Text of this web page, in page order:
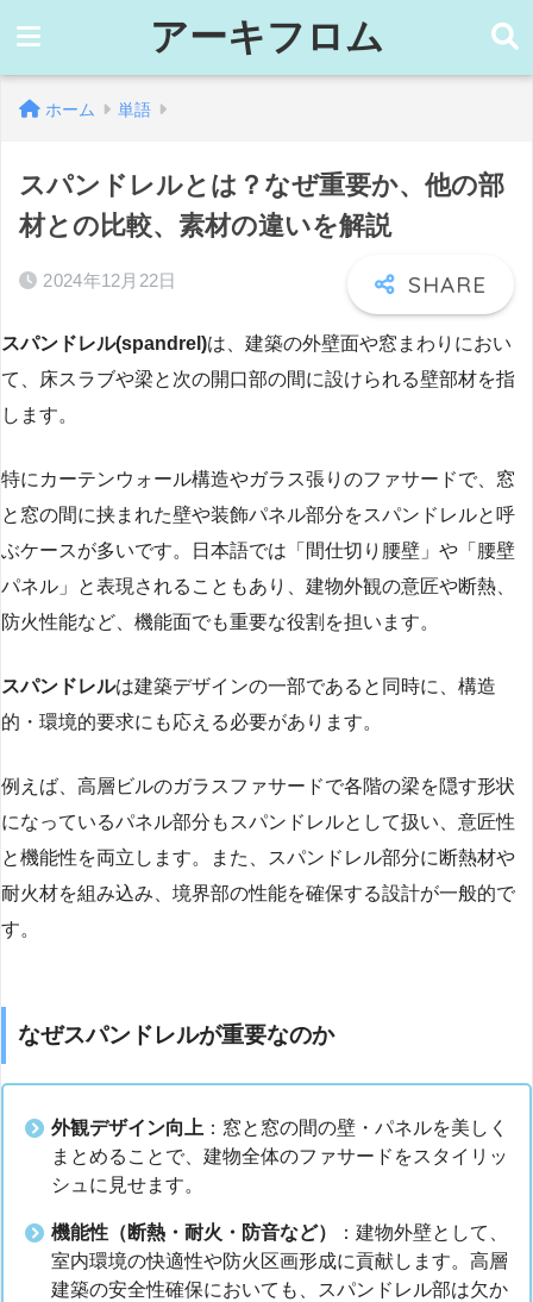
アーキフロム
ホーム 単語
スパンドレルとは？なぜ重要か、他の部
材との比較、素材の違いを解説
2024年12月22日
スパンドレル(spandrel)は、建築の外壁面や窓まわりにおい
て、床スラブや梁と次の開口部の間に設けられる壁部材を指
します。
特にカーテンウォール構造やガラス張りのファサードで、窓
と窓の間に挟まれた壁や装飾パネル部分をスパンドレルと呼
ぶケースが多いです。日本語では「間仕切り腰壁」や「腰壁
パネル」と表現されることもあり、建物外観の意匠や断熱、
防火性能など、機能面でも重要な役割を担います。
スパンドレルは建築デザインの一部であると同時に、構造
的・環境的要求にも応える必要があります。
例えば、高層ビルのガラスファサードで各階の梁を隠す形状
になっているパネル部分もスパンドレルとして扱い、意匠性
と機能性を両立します。また、スパンドレル部分に断熱材や
耐火材を組み込み、境界部の性能を確保する設計が一般的で
す。
なぜスパンドレルが重要なのか
外観デザイン向上 ：窓と窓の間の壁・パネルを美しく
まとめることで、建物全体のファサードをスタイリッ
シュに見せます。
機能性（断熱・耐火・防音など）
：建物外壁として、
室内環境の快適性や防火区画形成に貢献します。高層
建築の安全性確保においても、スパンドレル部は欠か